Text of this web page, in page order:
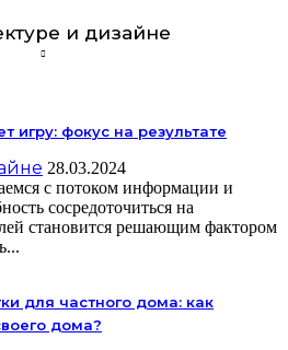
и дизайне
игру: фокус на результате
28.03.2024
с потоком информации и
сосредоточиться на
становится решающим фактором
для частного дома: как
дома?